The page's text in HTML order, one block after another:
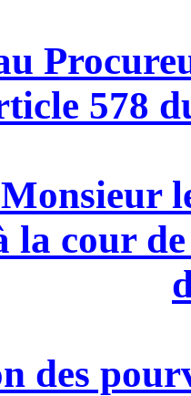
578
la cour
des